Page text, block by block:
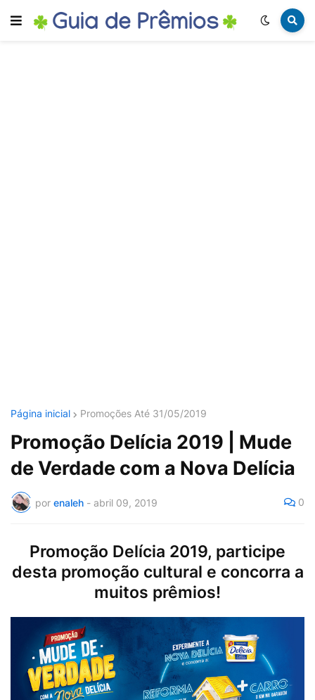
Página inicial Promoções Até 31/05/2019
Promoção Delícia 2019 | Mude
de Verdade com a Nova Delícia
por enaleh - abril 09, 2019 0
Promoção Delícia 2019, participe
desta promoção cultural e concorra a
muitos prêmios!